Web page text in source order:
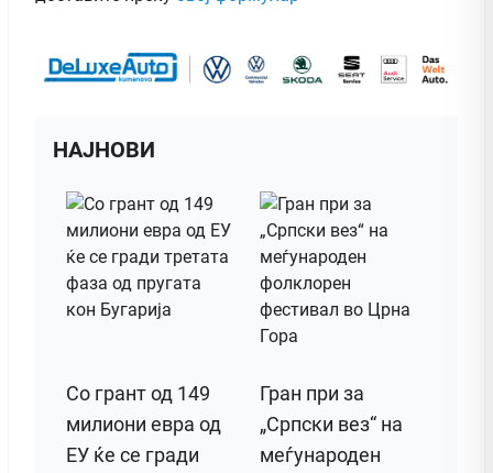
НАЈНОВИ
Со грант од 149
милиони евра од
ЕУ ќе се гради
Гран при за
„Српски вез“ на
меѓународен